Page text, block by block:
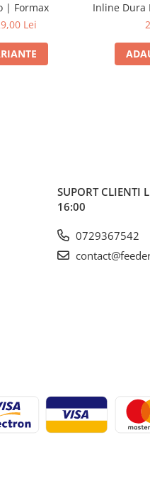
| Formax
Lei
Inline Dura
60g-
SUPORT CLIENTI
16:00
0729367542